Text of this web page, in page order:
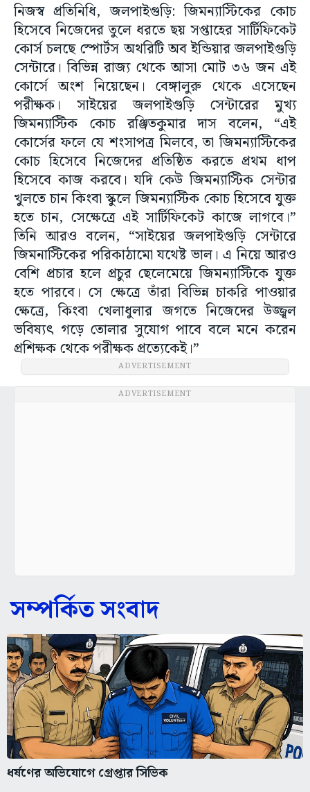
নিজস্ব প্রতিনিধি, জলপাইগুড়ি: জিমন্যাস্টিকের কোচ
হিসেবে নিজেদের তুলে ধরতে ছয় সপ্তাহের সার্টিফিকেট
কোর্স চলছে স্পোর্টস অথরিটি অব ইন্ডিয়ার জলপাইগুড়ি
সেন্টারে। বিভিন্ন রাজ্য থেকে আসা মোট ৩৬ জন এই
কোর্সে অংশ নিয়েছেন। বেঙ্গালুরু থেকে এসেছেন
পরীক্ষক। সাইয়ের জলপাইগুড়ি সেন্টারের মুখ্য
জিমন্যাস্টিক কোচ রঞ্জিতকুমার দাস বলেন, “এই
কোর্সের ফলে যে শংসাপত্র মিলবে, তা জিমন্যাস্টিকের
কোচ হিসেবে নিজেদের প্রতিষ্ঠিত করতে প্রথম ধাপ
হিসেবে কাজ করবে। যদি কেউ জিমন্যাস্টিক সেন্টার
খুলতে চান কিংবা স্কুলে জিমন্যাস্টিক কোচ হিসেবে যুক্ত
হতে চান, সেক্ষেত্রে এই সার্টিফিকেট কাজে লাগবে।”
তিনি আরও বলেন, “সাইয়ের জলপাইগুড়ি সেন্টারে
জিমনাস্টিকের পরিকাঠামো যথেষ্ট ভাল। এ নিয়ে আরও
বেশি প্রচার হলে প্রচুর ছেলেমেয়ে জিমন্যাস্টিকে যুক্ত
হতে পারবে। সে ক্ষেত্রে তাঁরা বিভিন্ন চাকরি পাওয়ার
ক্ষেত্রে, কিংবা খেলাধুলার জগতে নিজেদের উজ্জ্বল
ভবিষ্যৎ গড়ে তোলার সুযোগ পাবে বলে মনে করেন
প্রশিক্ষক থেকে পরীক্ষক প্রত্যেকেই।”
ADVERTISEMENT
ADVERTISEMENT
সম্পর্কিত সংবাদ
ধর্ষণের অভিযোগে গ্রেপ্তার সিভিক